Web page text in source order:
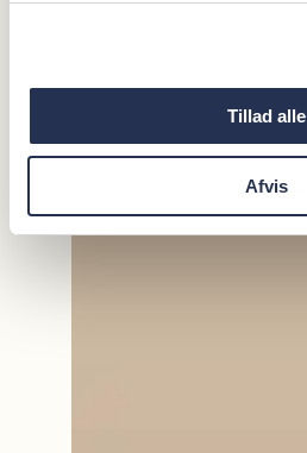
Tillad alle
Afvis